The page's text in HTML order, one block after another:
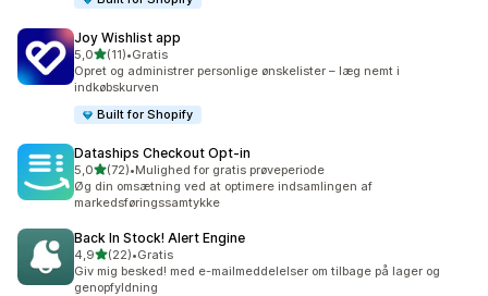
Joy Wishlist app
5,0ud af 5 stjerner
(11)
11 anmeldelser i alt
•Gratis
Opret og administrer personlige ønskelister – læg nemt i
indkøbskurven
Built for Shopify
Dataships Checkout Opt‑in
5,0ud af 5 stjerner
(72)
72 anmeldelser i alt
•Mulighed for gratis prøveperiode
Øg din omsætning ved at optimere indsamlingen af
markedsføringssamtykke
Back In Stock! Alert Engine
4,9ud af 5 stjerner
(22)
22 anmeldelser i alt
•Gratis
Giv mig besked! med e-mailmeddelelser om tilbage på lager og
genopfyldning